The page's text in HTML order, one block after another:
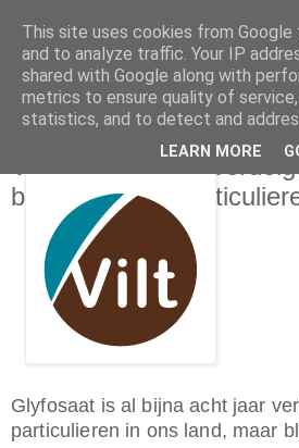
dinsdag 26 mei 2026
Verboden
bestellen voor
Glyfosaat is al bijna acht jaar
particulieren in ons land, maar
This site uses cookies from
and to analyze traffic. Your IP
shared with Google along with
metrics to ensure quality of
statistics, and to detect and
LEARN MORE